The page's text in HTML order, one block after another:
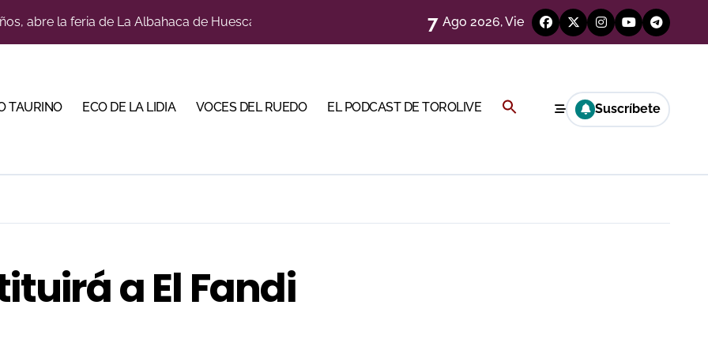
con alicientes y marcado acento torista
su temporada de figura y el palco niega el premio a Roca Rey
cuadro de honor de las Colombinas 2026
abre la corrida de seis rejoneadores en El Puerto de Santa María esta noche
7 Ago 2026, Vie
TAURINO ECO DE LA LIDIA VOCES DEL RUEDO EL PODCAST DE TOROLIVE Buscar: Suscríbete
a El Fandi